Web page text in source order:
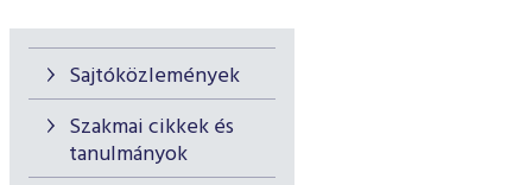
Sajtóközlemények
Szakmai cikkek és
tanulmányok